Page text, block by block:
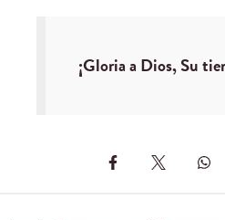
¡Gloria a Dios, Su